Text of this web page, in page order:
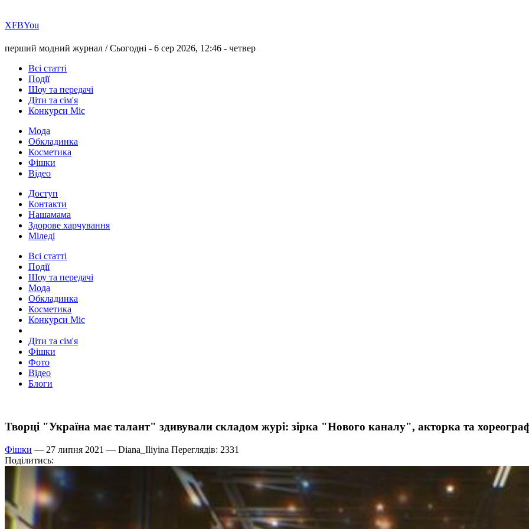
ХFBYou
перший модний журнал /Сьогодні - 6 сер 2026, 12:46 - четвер
Всі статті
Події
Шоу та передачі
Діти та сім'я
Конкурси Міс
Мода
Обкладинка
Косметика
Фішки
Відео
Доступ
Контакти
Нашамама
Здорове харчування
Міледі
Всі статті
Події
Шоу та передачі
Мода
Обкладинка
Косметика
Конкурси Міс
Діти та сім'я
Фішки
Фото
Відео
Блоги
Творці "Україна має талант" здивували складом журі: зірка "Нового каналу", акторка та
Фішки — 27 липня 2021 — Diana_Iliyina Переглядів: 2331
Поділитись: